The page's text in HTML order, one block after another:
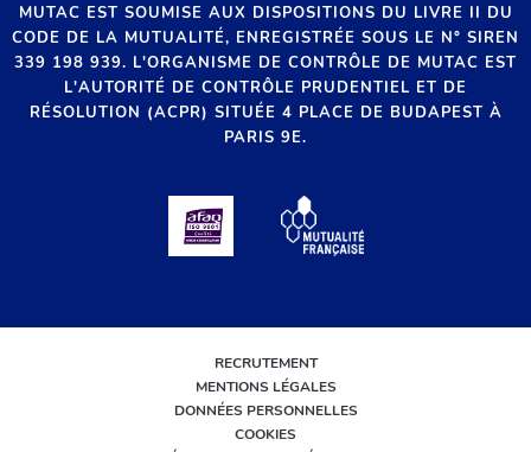
MUTAC EST SOUMISE AUX DISPOSITIONS DU LIVRE II DU
CODE DE LA MUTUALITÉ, ENREGISTRÉE SOUS LE N° SIREN
339 198 939. L'ORGANISME DE CONTRÔLE DE MUTAC EST
L'AUTORITÉ DE CONTRÔLE PRUDENTIEL ET DE
RÉSOLUTION (ACPR) SITUÉE 4 PLACE DE BUDAPEST À
PARIS 9E.
RECRUTEMENT
MENTIONS LÉGALES
DONNÉES PERSONNELLES
COOKIES